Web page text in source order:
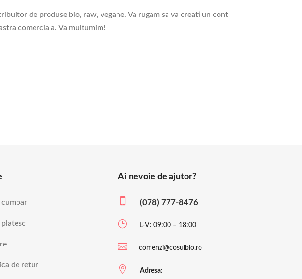
de produse bio, raw, vegane. Va rugam sa va creati un cont
comerciala. Va multumim!
cumpar
de retur
Ai nevoie de ajutor?
 (078) 777-8476
} L-V: 09:00 – 18:00
 comenzi@cosulbio.ro
 Adresa: